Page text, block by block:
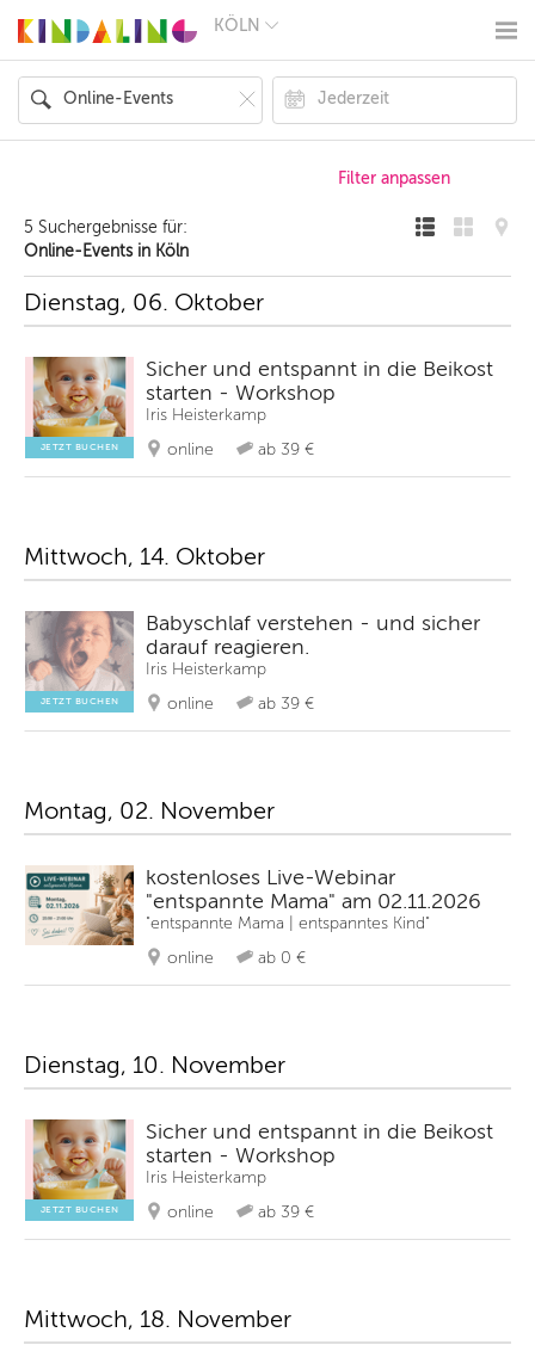
KÖLN
BERLIN
MÜNCHEN
HAMBURG
KÖLN
HANNOVER
LEIPZIG
DRESDEN
NÜRNBERG
WIEN
ANDERE
REGIONEN
5 Suchergebnisse für:
Online-Events in Köln
Dienstag, 06. Oktober
JETZT BUCHEN
Sicher und entspannt in die Beikost
starten - Workshop
Iris Heisterkamp
online
ab 39 €
Mittwoch, 14. Oktober
JETZT BUCHEN
Babyschlaf verstehen - und sicher
darauf reagieren.
Iris Heisterkamp
online
ab 39 €
Montag, 02. November
kostenloses Live-Webinar
"entspannte Mama" am 02.11.2026
"entspannte Mama | entspanntes Kind"
online
ab 0 €
Dienstag, 10. November
JETZT BUCHEN
Sicher und entspannt in die Beikost
starten - Workshop
Iris Heisterkamp
online
ab 39 €
Mittwoch, 18. November